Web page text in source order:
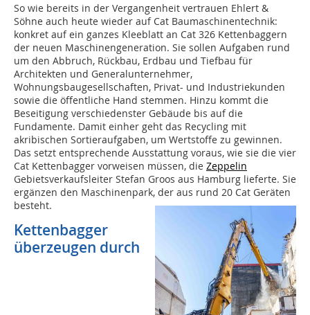
So wie bereits in der Vergangenheit vertrauen Ehlert &
Söhne auch heute wieder auf Cat Baumaschinentechnik:
konkret auf ein ganzes Kleeblatt an Cat 326 Kettenbaggern
der neuen Maschinengeneration. Sie sollen Aufgaben rund
um den Abbruch, Rückbau, Erdbau und Tiefbau für
Architekten und Generalunternehmer,
Wohnungsbaugesellschaften, Privat- und Industriekunden
sowie die öffentliche Hand stemmen. Hinzu kommt die
Beseitigung verschiedenster Gebäude bis auf die
Fundamente. Damit einher geht das Recycling mit
akribischen Sortieraufgaben, um Wertstoffe zu gewinnen.
Das setzt entsprechende Ausstattung voraus, wie sie die vier
Cat Kettenbagger vorweisen müssen, die Zeppelin
Gebietsverkaufsleiter Stefan Groos aus Hamburg lieferte. Sie
ergänzen den Maschinenpark, der aus rund 20 Cat Geräten
besteht.
Kettenbagger
überzeugen durch